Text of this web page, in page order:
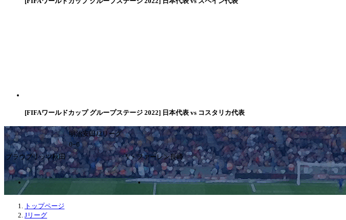
[FIFAワールドカップ グループステージ 2022] 日本代表 vs コスタリカ代表
明治安田J2リーグ
0ｰ0
ブラウブリッツ秋田
V・ファーレン長崎
トップページ
Jリーグ